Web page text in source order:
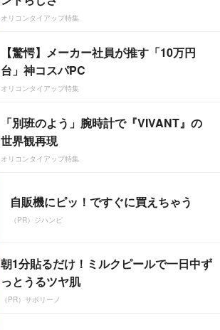
オリコンタイアップ特集
【驚愕】メーカー社員が推す「10万円
台」神コスパPC
オリコンタイアップ特集
「別班のよう」腕時計で『VIVANT』の
世界観再現
オリコンタイアップ特集
自販機にピッ！ですぐに買えちゃう
（PR）ジハンピ
朝1分貼るだけ！ミルクピールで一日中ず
っとうるツヤ肌
（PR）サボリーノ